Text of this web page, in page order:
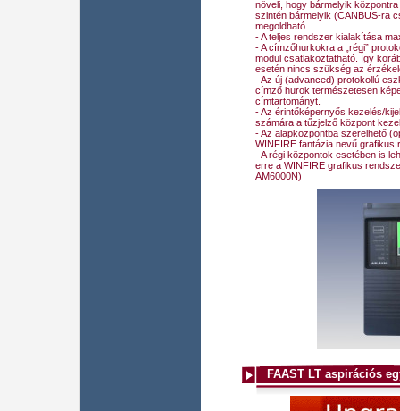
növeli, hogy bármelyik
szintén bármelyik (CANBUS-ra
megoldható.
- A teljes rendszer kialakítása
- A címzőhurkokra a „régi”
modul csatlakoztatható. Így
esetén nincs szükség az
- Az új (advanced) protokollú
címző hurok természetesen
címtartományt.
- Az érintőképernyős kezelés/
számára a tűzjelző központ
- Az alapközpontba szerelhető
WINFIRE fantázia nevű
- A régi központok esetében is
erre a WINFIRE grafikus
AM6000N)
FAAST LT aspirációs